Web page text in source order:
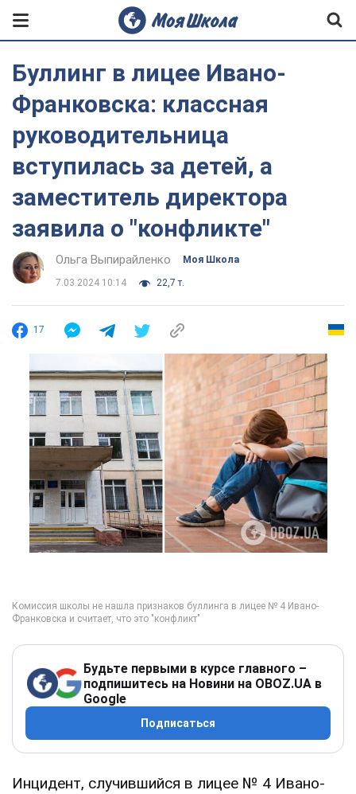
Буллинг в лицее Ивано-
Франковска: классная
руководительница
вступилась за детей, а
заместитель директора
заявила о "конфликте"
Ольга Выпирайленко Моя Школа
7.03.2024 10:14 22,7 т.
17
Будьте первыми в курсе главного –
подпишитесь на Новини на OBOZ.UA в
Google
Подписаться
Инцидент, случившийся в лицее № 4 Ивано-